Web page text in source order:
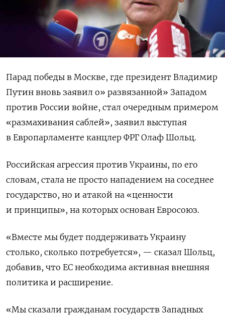
Парад победы в Москве, где президент Владимир
Путин вновь заявил о» развязанной» Западом
против России войне, стал очередным примером
«размахивания саблей», заявил выступая
в Европарламенте канцлер ФРГ Олаф Шольц.
Российская агрессия против Украины, по его
словам, стала не просто нападением на соседнее
государство, но и атакой на «ценности
и принципы», на которых основан Евросоюз.
«Вместе мы будет поддерживать Украину
столько, сколько потребуется», — сказал Шольц,
добавив, что ЕС необходима активная внешняя
политика и расширение.
«Мы сказали гражданам государств Западных